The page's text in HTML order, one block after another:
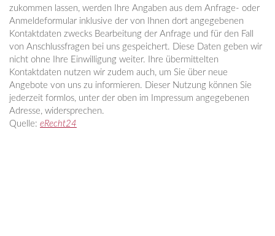
zukommen lassen, werden Ihre Angaben aus dem Anfrage- oder
Anmeldeformular inklusive der von Ihnen dort angegebenen
Kontaktdaten zwecks Bearbeitung der Anfrage und für den Fall
von Anschlussfragen bei uns gespeichert. Diese Daten geben wir
nicht ohne Ihre Einwilligung weiter. Ihre übermittelten
Kontaktdaten nutzen wir zudem auch, um Sie über neue
Angebote von uns zu informieren. Dieser Nutzung können Sie
jederzeit formlos, unter der oben im Impressum angegebenen
Adresse, widersprechen.
Quelle: eRecht24